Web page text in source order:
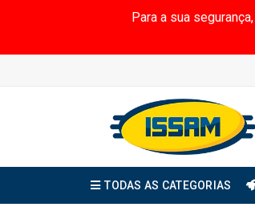
Para a sua
TODAS AS CATEGORIAS